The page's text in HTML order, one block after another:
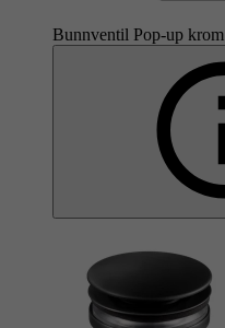
Bunnventil Pop-up krom